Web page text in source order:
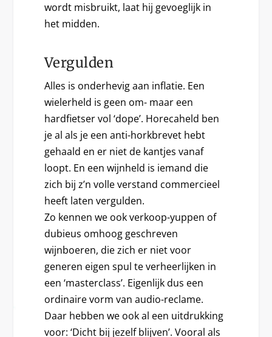
wordt misbruikt, laat hij gevoeglijk in
het midden.
Vergulden
Alles is onderhevig aan inflatie. Een
wielerheld is geen om- maar een
hardfietser vol ‘dope’. Horecaheld ben
je al als je een anti-horkbrevet hebt
gehaald en er niet de kantjes vanaf
loopt. En een wijnheld is iemand die
zich bij z’n volle verstand commercieel
heeft laten vergulden.
Zo kennen we ook verkoop-yuppen of
dubieus omhoog geschreven
wijnboeren, die zich er niet voor
generen eigen spul te verheerlijken in
een ‘masterclass’. Eigenlijk dus een
ordinaire vorm van audio-reclame.
Daar hebben we ook al een uitdrukking
voor: ‘Dicht bij jezelf blijven’. Vooral als